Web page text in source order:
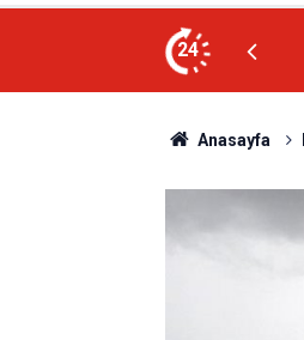
24
Anasayfa